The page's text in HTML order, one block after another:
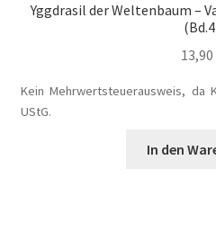
Die Dunkelmagierchroniken Bd. 3
Die Silberwölfe
Yggdrasil der Weltenbaum –
13,90
Kein Mehrwertsteuerausweis, da
UStG.
In den